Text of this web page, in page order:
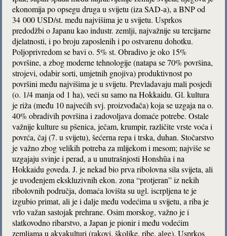
ekonomija po opsegu druga u svijetu (iza SAD-a), a BNP od
34 000 USD/st. među najvišima je u svijetu. Usprkos
predodžbi o Japanu kao industr. zemlji, najvažnije su tercijarne
djelatnosti, i po broju zaposlenih i po ostvarenu dohotku.
Poljoprivredom se bavi o. 5% st. Obradivo je oko 15%
površine, a zbog moderne tehnologije (natapa se 70% površina,
strojevi, odabir sorti, umjetnih gnojiva) produktivnost po
površini među najvišima je u svijetu. Prevladavaju mali posjedi
(o. 1/4 manja od 1 ha), veći su samo na Hokkaidu. Gl. kultura
je riža (među 10 najvećih svj. proizvođača) koja se uzgaja na o.
40% obradivih površina i zadovoljava domaće potrebe. Ostale
važnije kulture su pšenica, ječam, krumpir, različite vrste voća i
povrća, čaj (7. u svijetu), šećerna repa i trska, duhan. Stočarstvo
je važno zbog velikih potreba za mlijekom i mesom; najviše se
uzgajaju svinje i perad, a u unutrašnjosti Honshūa i na
Hokkaidu goveda. J. je nekad bio prva ribolovna sila svijeta, ali
je uvođenjem ekskluzivnih ekon. zona “protjeran” iz nekih
ribolovnih područja, domaća lovišta su ugl. iscrpljena te je
izgubio primat, ali je i dalje među vodećima u svijetu, a riba je
vrlo važan sastojak prehrane. Osim morskog, važno je i
slatkovodno ribarstvo, a Japan je pionir i među vodećim
zemljama u akvakulturi (rakovi, školjke, ribe, alge). Usprkos